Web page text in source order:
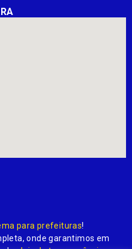
para prefeituras!
onde garantimos em